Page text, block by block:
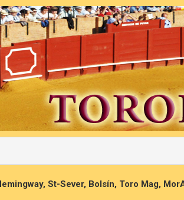
St-Sever, Bolsín, Toro Mag,